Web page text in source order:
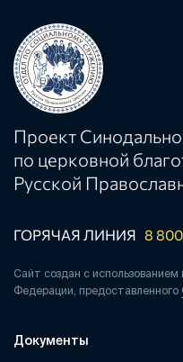
Проект
по церковной
Русской
ГОРЯЧАЯ ЛИНИЯ 8
Сайт создан с
Федерации, предоставленного
Документы